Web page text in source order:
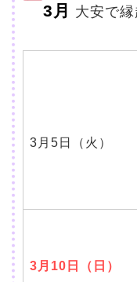
3月 大安で
3月5日（火）
3月10日（日）